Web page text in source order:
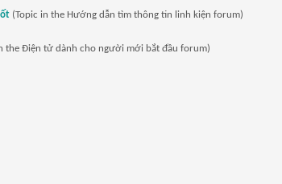
(Topic in the Hướng dẫn tìm thông tin linh kiện forum)
the Điện tử dành cho người mới bắt đầu forum)